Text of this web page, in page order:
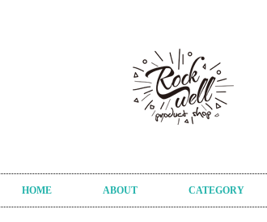
HOME ABOUT CATEGORY